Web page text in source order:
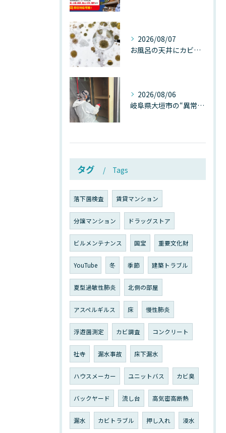
2026/08/07
お風呂の天井にカビが生えたら要注意！2026年8月の猛暑・高湿度で急増する浴室カビの原因と正しい対策
2026/08/06
岐阜県大垣市の“異常に高い気温”が建物内部を腐らせる──深層カビが爆発的に増える本当の理由
タグ Tags
落下菌検査 賃貸マンション
分譲マンション ドラッグストア
ビルメンテナンス 国宝 重要文化財
YouTube 冬 季節 建築トラブル
夏型過敏性肺炎 北側の部屋
アスペルギルス 床 慢性肺炎
浮遊菌測定 カビ調査 コンクリート
社寺 漏水事故 床下漏水
ハウスメーカー ユニットバス カビ臭
バックヤード 流し台 高気密高断熱
漏水 カビトラブル 押し入れ 浸水